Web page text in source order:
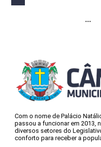
…
Com o nome de Palácio
passou a funcionar em 2013,
diversos setores do
conforto para receber a